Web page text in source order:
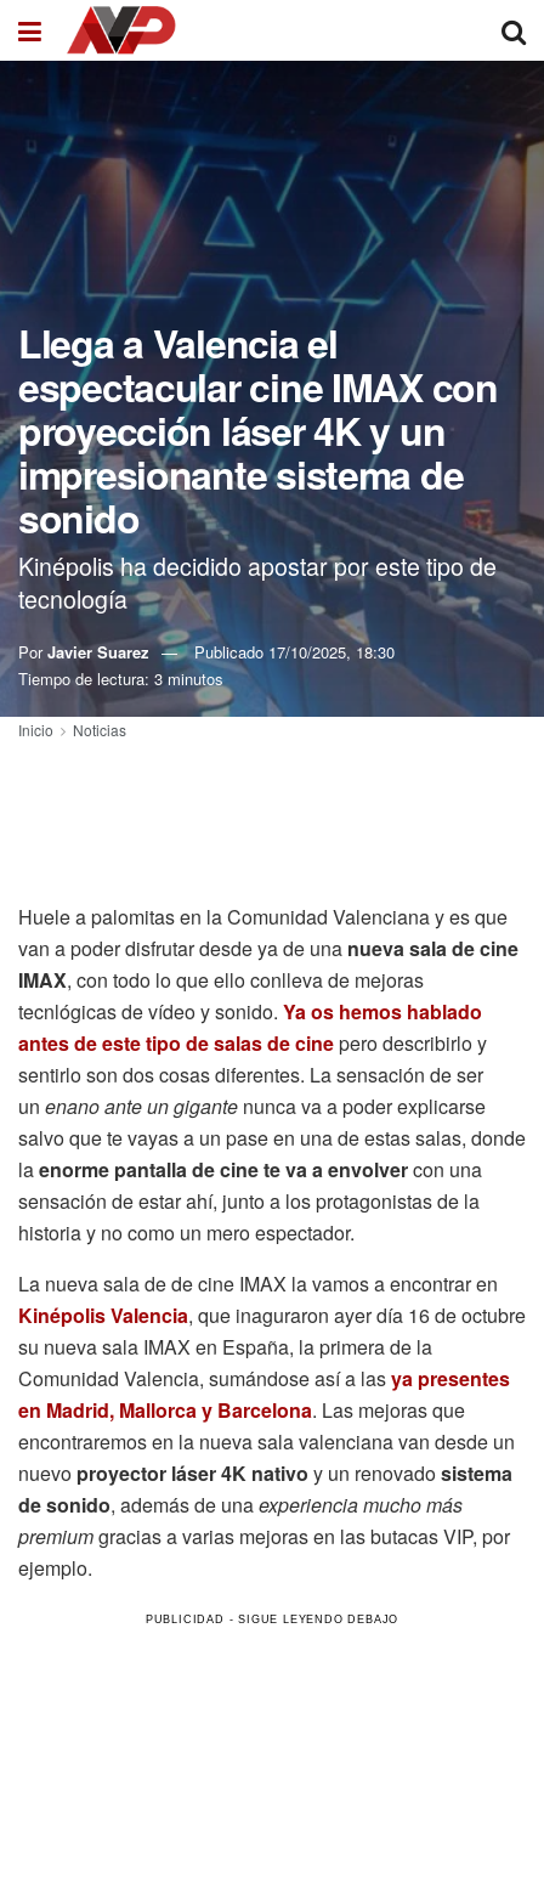
Llega a Valencia el
espectacular cine IMAX con
proyección láser 4K y un
impresionante sistema de
sonido
Kinépolis ha decidido apostar por este tipo de
tecnología
Por Javier Suarez Publicado 17/10/2025, 18:30
Tiempo de lectura: 3 minutos
Inicio Noticias
Huele a palomitas en la Comunidad Valenciana y es que
van a poder disfrutar desde ya de una nueva sala de cine
IMAX, con todo lo que ello conlleva de mejoras
tecnlógicas de vídeo y sonido. Yaos hemos hablado
antes de este tipo de salas de cinepero describirlo y
sentirlo son dos cosas diferentes. La sensación de ser
un enano ante un gigante nunca va a poder explicarse
salvo que te vayas a un pase en una de estas salas, donde
laenorme pantalla de cine te va a envolvercon una
sensación de estar ahí, junto a los protagonistas de la
historia y no como un mero espectador.
La nueva sala de de cine IMAX la vamos a encontrar en
Kinépolis Valencia, que inaguraron ayer día 16 de octubre
su nueva sala IMAX en España, la primera de la
Comunidad Valencia, sumándose así a lasya presentes
en Madrid, Mallorca y Barcelona. Las mejoras que
encontraremos en la nueva sala valenciana van desde un
nuevo proyector láser 4K nativo y un renovadosistema
de sonido, además de unaexperiencia mucho más
premiumgracias a varias mejoras en las butacas VIP, por
ejemplo.